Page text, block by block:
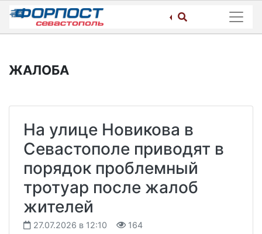
Skip
content
ЖАЛОБА
На улице Новикова в
Севастополе приводят в
порядок проблемный
тротуар после жалоб
жителей
27.07.2026 в 12:10 164